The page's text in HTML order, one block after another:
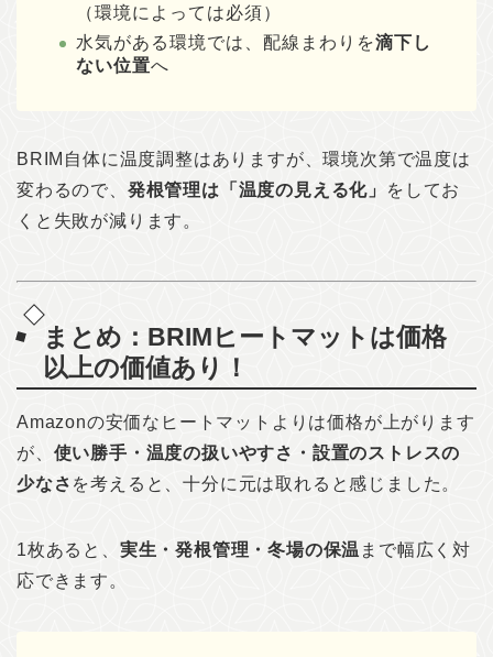
（環境によっては必須）
水気がある環境では、配線まわりを滴下し
ない位置へ
BRIM自体に温度調整はありますが、環境次第で温度は
変わるので、 発根管理は「温度の見える化」
をしてお
くと失敗が減ります。
まとめ：BRIMヒートマットは価格
以上の価値あり！
Amazonの安価なヒートマットよりは価格が上がります
が、 使い勝手・温度の扱いやすさ・設置のストレスの
少なさ を考えると、十分に元は取れると感じました。
1枚あると、 実生・発根管理・冬場の保温 まで幅広く対
応できます。